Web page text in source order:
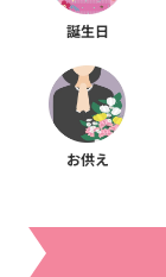
誕生日
お供え